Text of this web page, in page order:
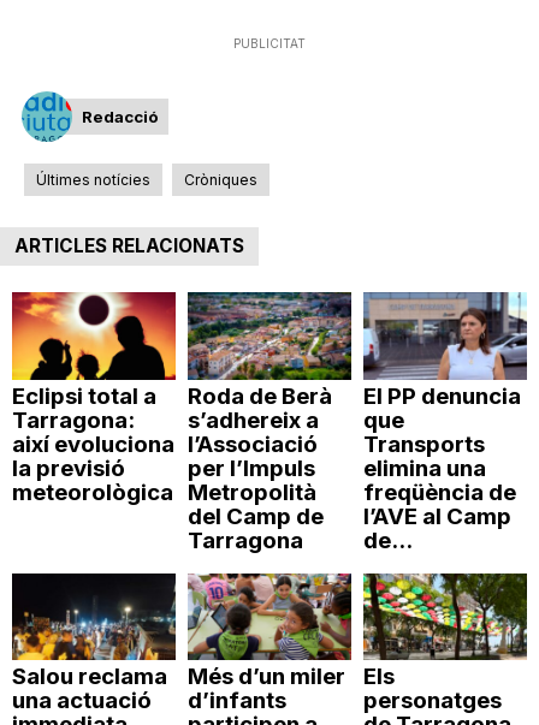
n
PUBLICITAT
Redacció
Últimes notícies Cròniques
ARTICLES RELACIONATS
Eclipsi total a
Tarragona:
així evoluciona
la previsió
meteorològica
Roda de Berà
s’adhereix a
l’Associació
per l’Impuls
Metropolità
del Camp de
Tarragona
El PP denuncia
que
Transports
elimina una
freqüència de
l’AVE al Camp
de...
Salou reclama
una actuació
Més d’un miler
d’infants
Els
personatges